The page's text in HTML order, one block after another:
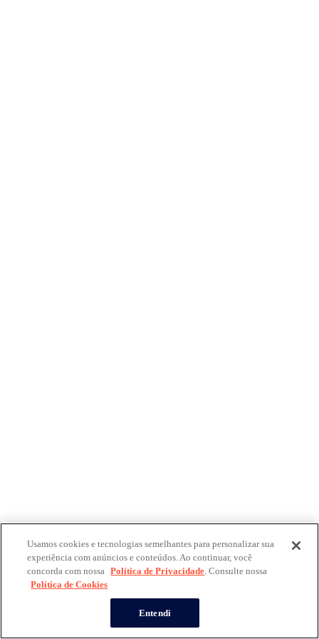
Usamos cookies e tecnologias semelhantes para personalizar sua
experiência com anúncios e conteúdos. Ao continuar, você
concorda com nossa Política de Privacidade. Consulte nossa
Política de Cookies
Entendi